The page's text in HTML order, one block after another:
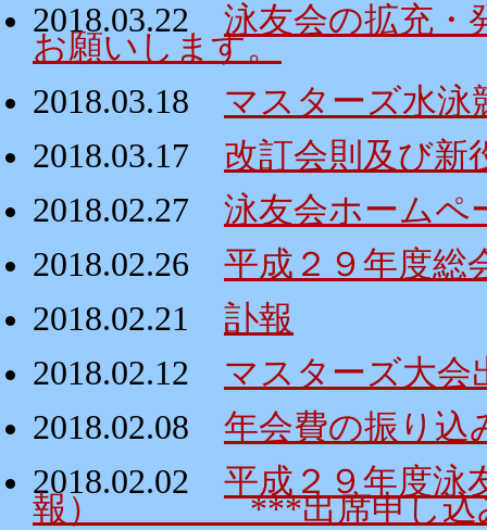
2018.03.22
泳友会の拡充・
お願いします。
2018.03.18
マスターズ水泳
2018.03.17
改訂会則及び新
2018.02.27
泳友会ホームペ
2018.02.26
平成２９年度総
2018.02.21
訃報
2018.02.12
マスターズ大会
2018.02.08
年会費の振り込
2018.02.02
平成２９年度泳
報） ***出席申し込み